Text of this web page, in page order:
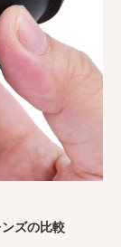
ズの比較